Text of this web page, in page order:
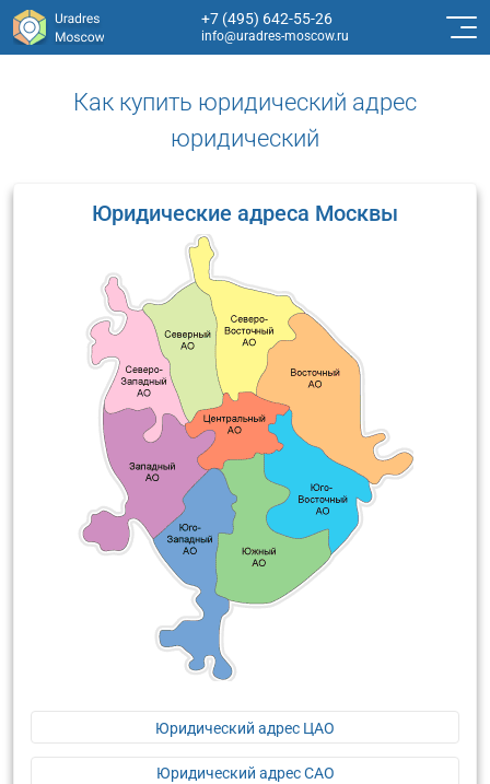
+7 (495) 642-55-26
info@uradres-moscow.ru
Как купить юридический адрес
юридический
Юридические адреса Москвы
Юридический адрес ЦАО
Юридический адрес САО